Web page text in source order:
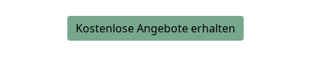
Kostenlose Angebote erhalten